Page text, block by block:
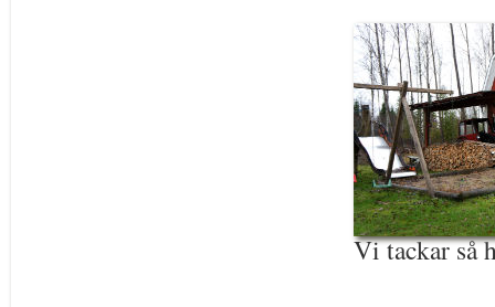
Vi tackar så